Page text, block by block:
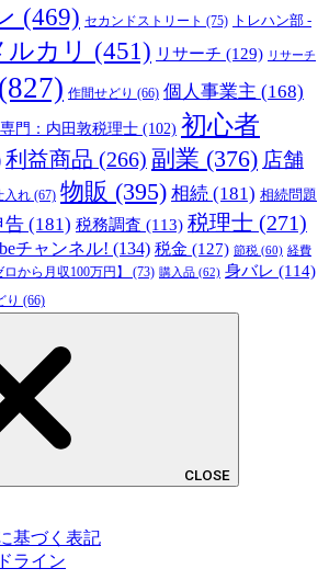
(469) セカンドストリート (75) トレハン部 -
ルカリ (451) リサーチ (129) リサーチ
(827) 作間せどり (66) 個人事業主 (168)
門：内田敦税理士 (102) 初心者
利益商品 (266) 副業 (376) 店舗
入れ (67) 物販 (395) 相続 (181) 相続問題
告 (181) 税務調査 (113) 税理士 (271)
チャンネル! (134) 税金 (127) 節税 (60) 経費
から月収100万円】 (73) 購入品 (62) 身バレ (114)
り (66)
CLOSE
基づく表記
ライン